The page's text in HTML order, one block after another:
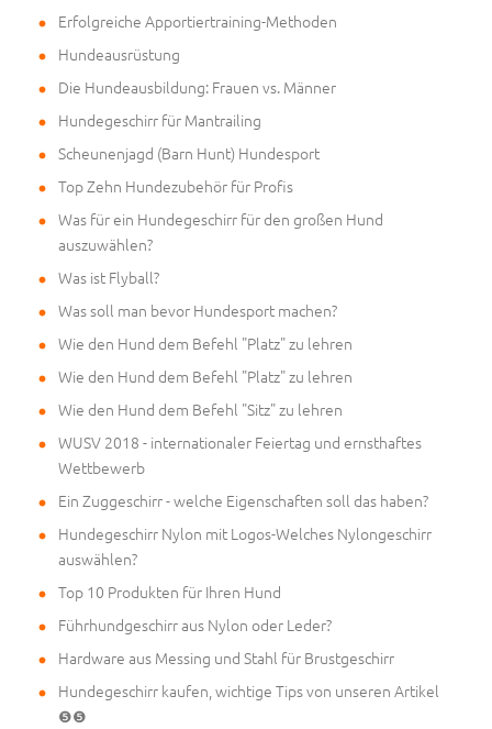
Erfolgreiche Apportiertraining-Methoden
Hundeausrüstung
Die Hundeausbildung: Frauen vs. Männer
Hundegeschirr für Mantrailing
Scheunenjagd (Barn Hunt) Hundesport
Top Zehn Hundezubehör für Profis
Was für ein Hundegeschirr für den großen Hund
auszuwählen?
Was ist Flyball?
Was soll man bevor Hundesport machen?
Wie den Hund dem Befehl "Platz" zu lehren
Wie den Hund dem Befehl "Platz" zu lehren
Wie den Hund dem Befehl "Sitz" zu lehren
WUSV 2018 - internationaler Feiertag und ernsthaftes
Wettbewerb
Ein Zuggeschirr - welche Eigenschaften soll das haben?
Hundegeschirr Nylon mit Logos-Welches Nylongeschirr
auswählen?
Top 10 Produkten für Ihren Hund
Führhundgeschirr aus Nylon oder Leder?
Hardware aus Messing und Stahl für Brustgeschirr
Hundegeschirr kaufen, wichtige Tips von unseren Artikel
❺❺